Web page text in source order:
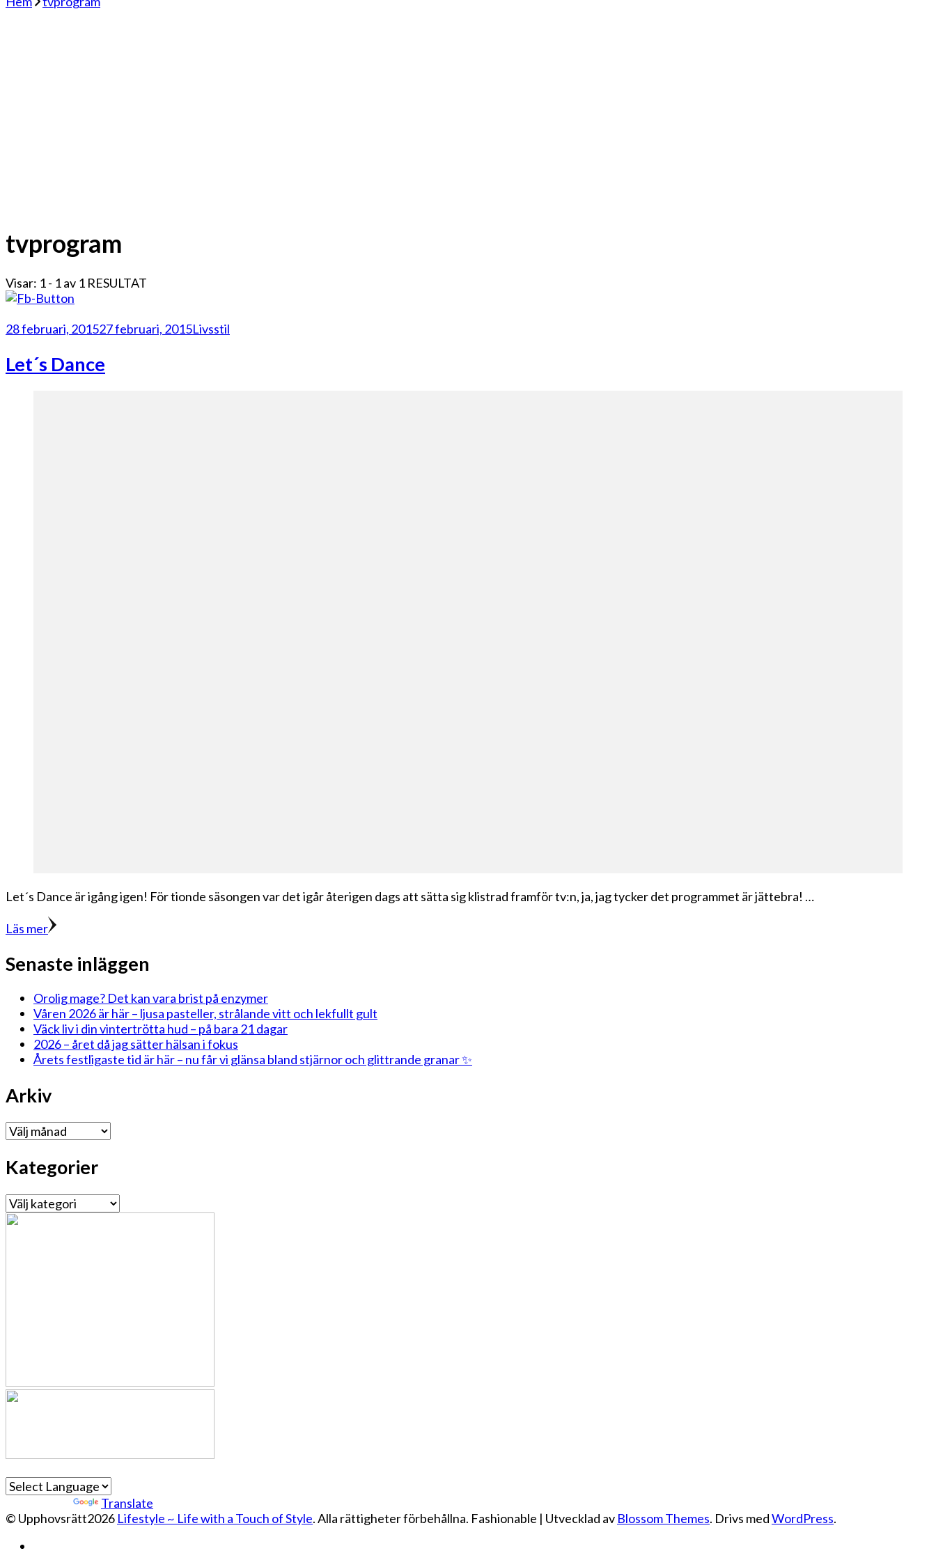
tvprogram
Visar: 1 - 1 av 1 RESULTAT
28 februari, 201527 februari, 2015Livsstil
Let´s Dance
Let´s Dance är igång igen! För tionde säsongen var det igår återigen dags att sätta sig klistrad framför tv:n, ja, jag tycker det programmet är jättebra! …
Läs mer
Senaste inläggen
Orolig mage? Det kan vara brist på enzymer
Våren 2026 är här – ljusa pasteller, strålande vitt och lekfullt gult
Väck liv i din vintertrötta hud – på bara 21 dagar
2026 – året då jag sätter hälsan i fokus
Årets festligaste tid är här – nu får vi glänsa bland stjärnor och glittrande granar ✨
Arkiv
Arkiv
Kategorier
Kategorier
Translate
© Upphovsrätt2026 Lifestyle ~ Life with a Touch of Style. Alla rättigheter förbehållna. Fashionable | Utvecklad av Blossom Themes. Drivs medWordPress.